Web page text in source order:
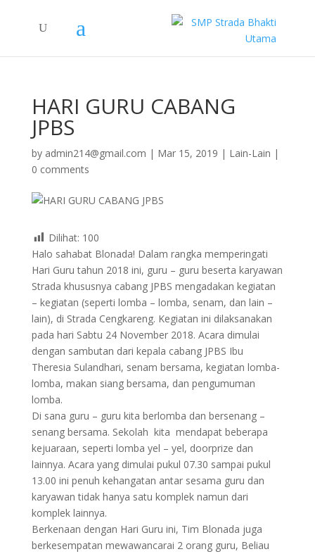
HARI GURU CABANG
JPBS
by admin214@gmail.com | Mar 15, 2019 | Lain-Lain |
0 comments
Dilihat: 100
Halo sahabat Blonada! Dalam rangka memperingati
Hari Guru tahun 2018 ini, guru – guru beserta karyawan
Strada khususnya cabang JPBS mengadakan kegiatan
– kegiatan (seperti lomba – lomba, senam, dan lain –
lain), di Strada Cengkareng. Kegiatan ini dilaksanakan
pada hari Sabtu 24 November 2018. Acara dimulai
dengan sambutan dari kepala cabang JPBS Ibu
Theresia Sulandhari, senam bersama, kegiatan lomba-
lomba, makan siang bersama, dan pengumuman
lomba.
Di sana guru – guru kita berlomba dan bersenang –
senang bersama. Sekolah kita mendapat beberapa
kejuaraan, seperti lomba yel – yel, doorprize dan
lainnya. Acara yang dimulai pukul 07.30 sampai pukul
13.00 ini penuh kehangatan antar sesama guru dan
karyawan tidak hanya satu komplek namun dari
komplek lainnya.
Berkenaan dengan Hari Guru ini, Tim Blonada juga
berkesempatan mewawancarai 2 orang guru, Beliau